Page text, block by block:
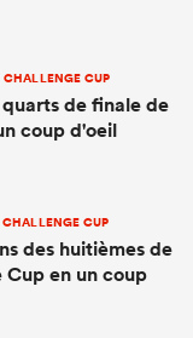
CHALLENGE CUP
de finale de
coup d'oeil
CHALLENGE CUP
des huitièmes de
en un coup